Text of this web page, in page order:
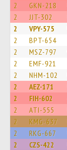
2 GKN-218
2 JJT-302
2 VPY-575
2 BPT-654
2 MSZ-797
2 EMF-921
2 NHM-102
2 AEZ-171
2 FIH-602
2 ATI-555
2 KMG-637
2 RKG-667
2 CZS-422